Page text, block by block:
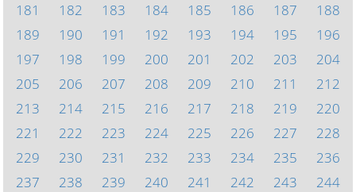
181
182 183 184 185 186 187
188
189
190 191 192 193 194 195
196
197
198 199 200 201 202 203
204
205
206 207 208 209 210 211
212
213
214 215 216 217 218 219
220
221
222 223 224 225 226 227
228
229
230 231 232 233 234 235
236
237
238 239 240 241 242 243
244